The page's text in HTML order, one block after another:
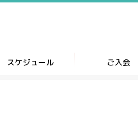
スケジュール ご入会